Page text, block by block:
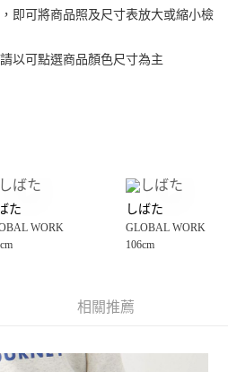
大哥大用戶可立即使用無須另外申請。
訂單成立後會自動跳轉到大哥付的交易
金額請依後續交易確認頁面所載為準。
認交易或遇審核未通過，訂單將自動取
再付款。
上)免運費
即可將商品照及尺寸表放大或縮小檢
以可點選商品顏色尺寸為主
た
WORK
しばた
GLOBAL WORK
106cm
相關推薦